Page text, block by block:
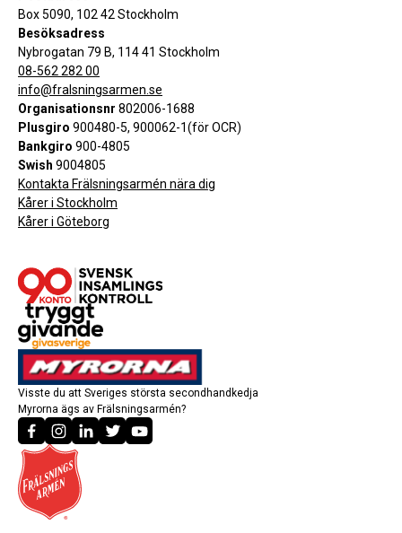
Box 5090, 102 42 Stockholm
Besöksadress
Nybrogatan 79 B, 114 41 Stockholm
08-562 282 00
info@fralsningsarmen.se
Organisationsnr 802006-1688
Plusgiro 900480-5, 900062-1(för OCR)
Bankgiro 900-4805
Swish 9004805
Kontakta Frälsningsarmén nära dig
Kårer i Stockholm
Kårer i Göteborg
Visste du att Sveriges största secondhandkedja
Myrorna ägs av Frälsningsarmén?